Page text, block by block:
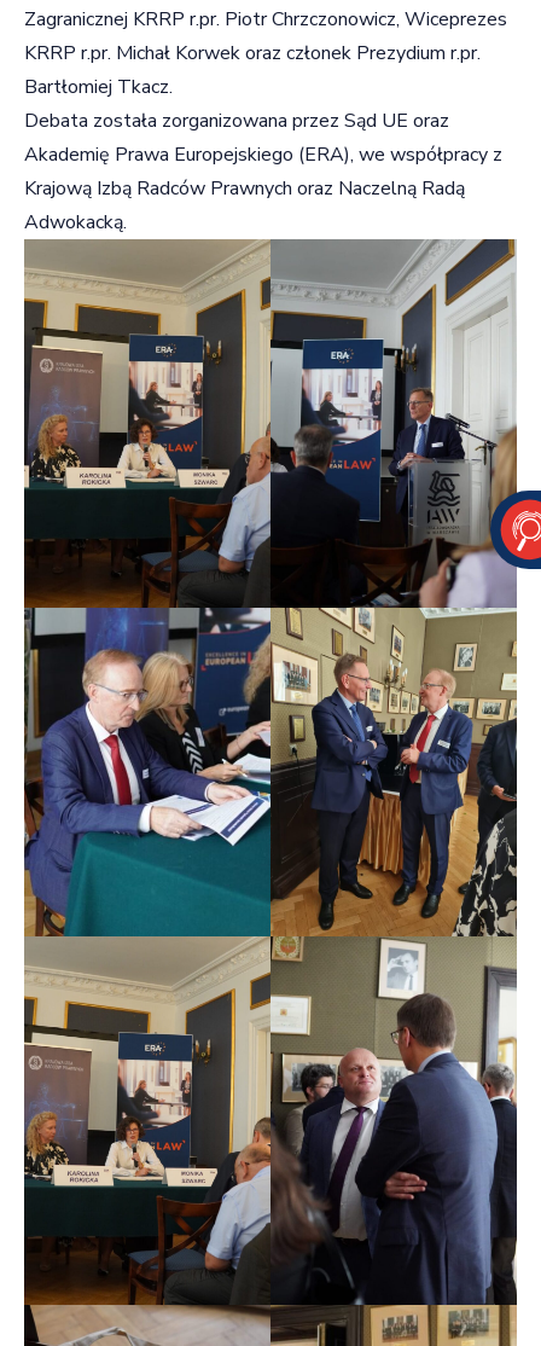
Zagranicznej KRRP r.pr. Piotr Chrzczonowicz, Wiceprezes
KRRP r.pr. Michał Korwek oraz członek Prezydium r.pr.
Bartłomiej Tkacz.
Debata została zorganizowana przez Sąd UE oraz
Akademię Prawa Europejskiego (ERA), we współpracy z
Krajową Izbą Radców Prawnych oraz Naczelną Radą
Adwokacką.